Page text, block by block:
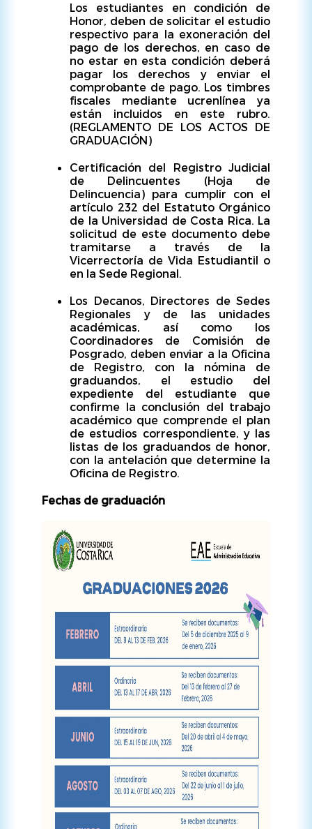
Los estudiantes en condición de
Honor, deben de solicitar el estudio
respectivo para la exoneración del
pago de los derechos, en caso de
no estar en esta condición deberá
pagar los derechos y enviar el
comprobante de pago. Los timbres
fiscales mediante ucrenlínea ya
están incluidos en este rubro.
(REGLAMENTO DE LOS ACTOS DE
GRADUACIÓN)
Certificación del Registro Judicial
de Delincuentes (Hoja de
Delincuencia) para cumplir con el
artículo 232 del Estatuto Orgánico
de la Universidad de Costa Rica. La
solicitud de este documento debe
tramitarse a través de la
Vicerrectoría de Vida Estudiantil o
en la Sede Regional.
Los Decanos, Directores de Sedes
Regionales y de las unidades
académicas, así como los
Coordinadores de Comisión de
Posgrado, deben enviar a la Oficina
de Registro, con la nómina de
graduandos, el estudio del
expediente del estudiante que
confirme la conclusión del trabajo
académico que comprende el plan
de estudios correspondiente, y las
listas de los graduandos de honor,
con la antelación que determine la
Oficina de Registro.
Fechas de graduación